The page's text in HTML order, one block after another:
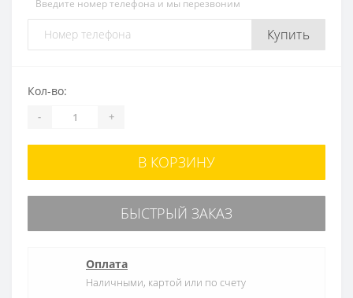
Введите номер телефона и мы перезвоним
Купить
Кол-во:
- +
В КОРЗИНУ
БЫСТРЫЙ ЗАКАЗ
Оплата
Наличными, картой или по счету